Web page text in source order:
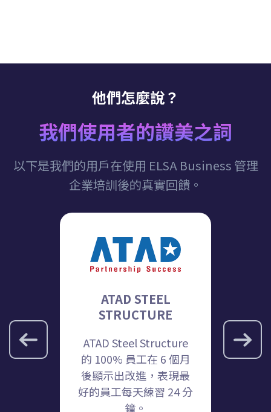
他們怎麼說？
我們使用者的讚美之詞
以下是我們的用戶在使用 ELSA Business 管理
企業培訓後的真實回饋。
員工
升。
ATAD STEEL
STRUCTURE
ATAD Steel Structure
的 100% 員工在 6 個月
後顯示出改進，表現最
好的員工每天練習 24 分
鐘。
就像一
我們的
用